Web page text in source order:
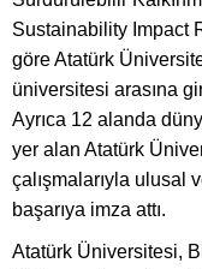
Sustainability Impact
göre Atatürk
üniversitesi arasına
Ayrıca 12 alanda
yer alan Atatürk
çalışmalarıyla ulusal
başarıya imza attı.
Atatürk Üniversitesi,